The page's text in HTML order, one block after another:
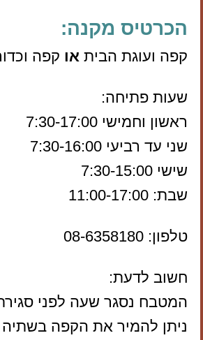
הכרטיס מקנה:
קפה ועוגת הבית או קפה
שעות פתיחה:
ראשון וחמישי 7:30-17:00
שני עד רביעי 7:30-16:00
שישי 7:30-15:00
שבת: 11:00-17:00
טלפון: 08-6358180
חשוב לדעת:
המטבח נסגר שעה לפני
ניתן להמיר את הקפה